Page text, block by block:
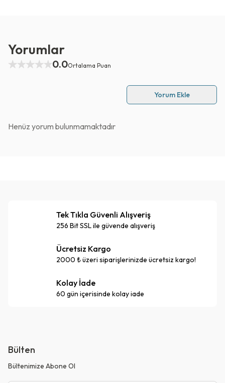
Yorumlar
0.0Ortalama Puan
Yorum Ekle
Henüz yorum bulunmamaktadır
Tek Tıkla Güvenli Alışveriş
256 Bit SSL ile güvende alışveriş
Ücretsiz Kargo
2000 ₺ üzeri siparişlerinizde ücretsiz kargo!
Kolay İade
60 gün içerisinde kolay iade
Bülten
Bültenimize Abone Ol